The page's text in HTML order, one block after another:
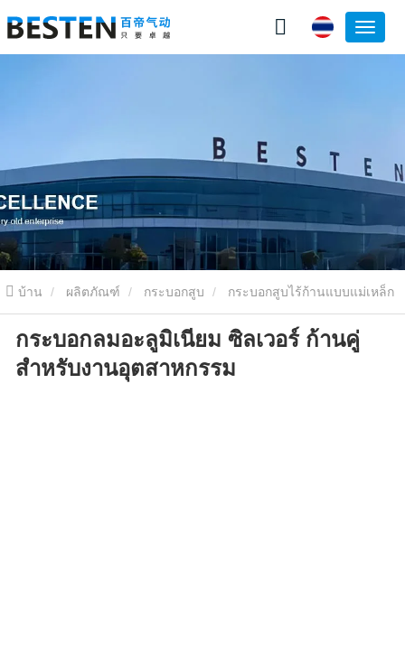
บ้าน ผลิตภัณฑ์ กระบอกสูบ กระบอกสูบไร้ก้านแบบแม่เหล็ก
กระบอกลมอะลูมิเนียม ซิลเวอร์ ก้านคู่ สำหรับงานอุตสาหกรรม
กระบอกลมอะลูมิเนียม ซิลเวอร์ ก้านคู่
สำหรับงานอุตสาหกรรม